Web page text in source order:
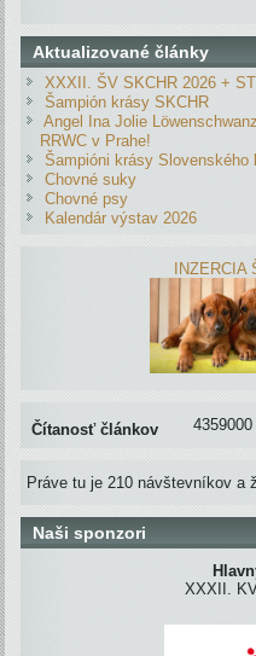
Aktualizované články
XXXII. ŠV SKCHR 2026 +
Šampión krásy SKCHR
Angel Ina Jolie
RRWC v Prahe!
Šampióni krásy
Chovné suky
Chovné psy
Kalendár výstav 2026
INZERCIA
Čítanosť článkov 4359000
Práve tu je 210 návštevníkov a
Naši sponzori
XXXII.